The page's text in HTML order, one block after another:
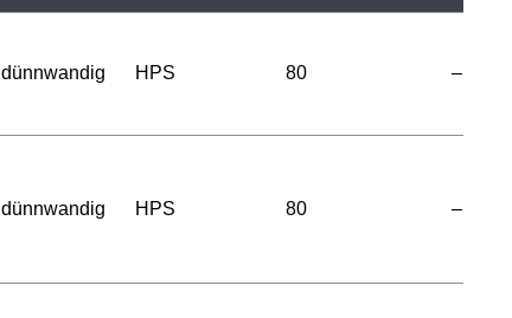
dünnwandig HPS 80 –
dünnwandig HPS 80 –